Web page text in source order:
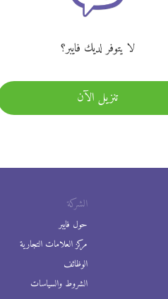
لا يتوفر لديك فايبر؟
تنزيل الآن
الشركة
حول فايبر
مركز العلامات التجارية
الوظائف
الشروط والسياسات